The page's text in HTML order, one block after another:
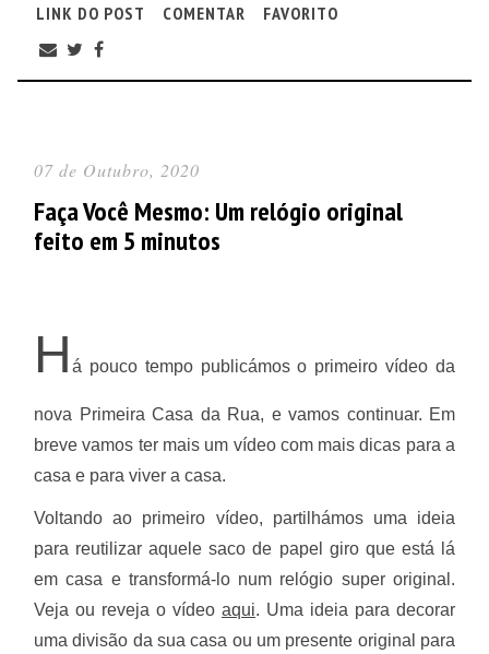
LINK DO POST COMENTAR FAVORITO
07 de Outubro, 2020
Faça Você Mesmo: Um relógio original
feito em 5 minutos
H á pouco tempo publicámos o primeiro vídeo da
nova Primeira Casa da Rua, e vamos continuar. Em
breve vamos ter mais um vídeo com mais dicas para a
casa e para viver a casa.
Voltando ao primeiro vídeo, partilhámos uma ideia
para reutilizar aquele saco de papel giro que está lá
em casa e transformá-lo num relógio super original.
Veja ou reveja o vídeo aqui. Uma ideia para decorar
uma divisão da sua casa ou um presente original para